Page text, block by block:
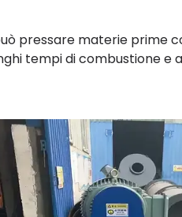
pressare materie prime
tempi di combustione e